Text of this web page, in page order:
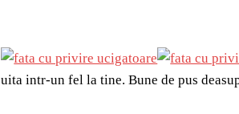
uita intr-un fel la tine. Bune de pus